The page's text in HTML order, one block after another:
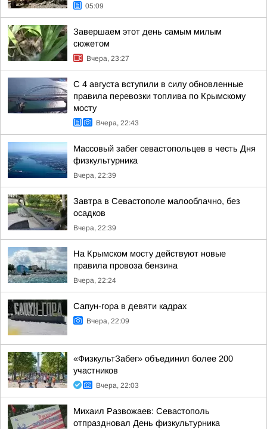
05:09
Завершаем этот день самым милым
сюжетом
Вчера, 23:27
С 4 августа вступили в силу обновленные
правила перевозки топлива по Крымскому
мосту
Вчера, 22:43
Массовый забег севастопольцев в честь Дня
физкультурника
Вчера, 22:39
Завтра в Севастополе малооблачно, без
осадков
Вчера, 22:39
На Крымском мосту действуют новые
правила провоза бензина
Вчера, 22:24
Сапун-гора в девяти кадрах
Вчера, 22:09
«ФизкультЗабег» объединил более 200
участников
Вчера, 22:03
Михаил Развожаев: Севастополь
отпраздновал День физкультурника